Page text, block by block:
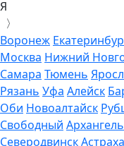
Я
〉
Воронеж
Москва Нижний
Самара Тюмень
Рязань Уфа Алейск
Оби Новоалтайск
Свободный
Северодвинск